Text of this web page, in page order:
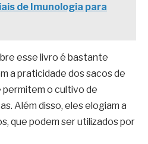
de Imunologia para
esse livro é bastante
a praticidade dos sacos de
permitem o cultivo de
Além disso, eles elogiam a
que podem ser utilizados por